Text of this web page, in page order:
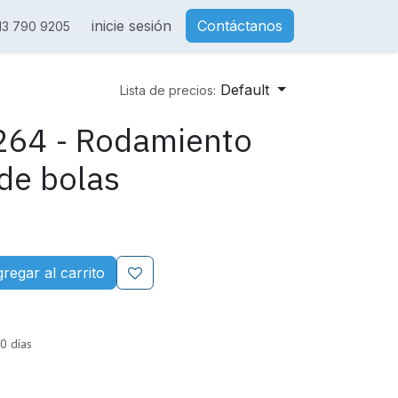
790 9205 inicie sesión Contáctanos
Lista de precios: Default
- Rodamiento
bolas
al carrito
días